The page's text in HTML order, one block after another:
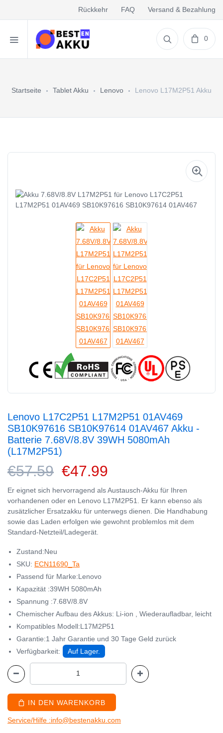
Rückkehr FAQ Versand & Bezahlung
0
Startseite Tablet Akku Lenovo Lenovo L17M2P51 Akku
Lenovo L17C2P51 L17M2P51 01AV469
SB10K97616 SB10K97614 01AV467 Akku -
Batterie 7.68V/8.8V 39WH 5080mAh
(L17M2P51)
€57.59 €47.99
Er eignet sich hervorragend als Austausch-Akku für Ihren
vorhandenen oder en Lenovo L17M2P51. Er kann ebenso als
zusätzlicher Ersatzakku für unterwegs dienen. Die Handhabung
sowie das Laden erfolgen wie gewohnt problemlos mit dem
Standard-Netzteil/Ladegerät.
Zustand:Neu
SKU: ECN11690_Ta
Passend für Marke:Lenovo
Kapazität :39WH 5080mAh
Spannung :7.68V/8.8V
Chemischer Aufbau des Akkus: Li-ion , Wiederaufladbar, leicht
Kompatibles Modell:L17M2P51
Garantie:1 Jahr Garantie und 30 Tage Geld zurück
Verfügbarkeit:
Auf Lager.
IN DEN WARENKORB
Service/Hilfe :info@bestenakku.com